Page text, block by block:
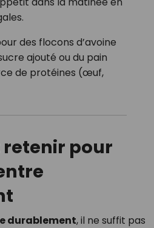
des flocons d’avoine
ajouté ou du pain
de protéines (œuf,
retenir pour
durablement, il ne suffit pas